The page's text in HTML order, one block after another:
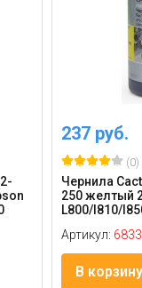
237 руб.
(0)
Чернила
250 желтый
L800/l810/
Артикул:
В корзину